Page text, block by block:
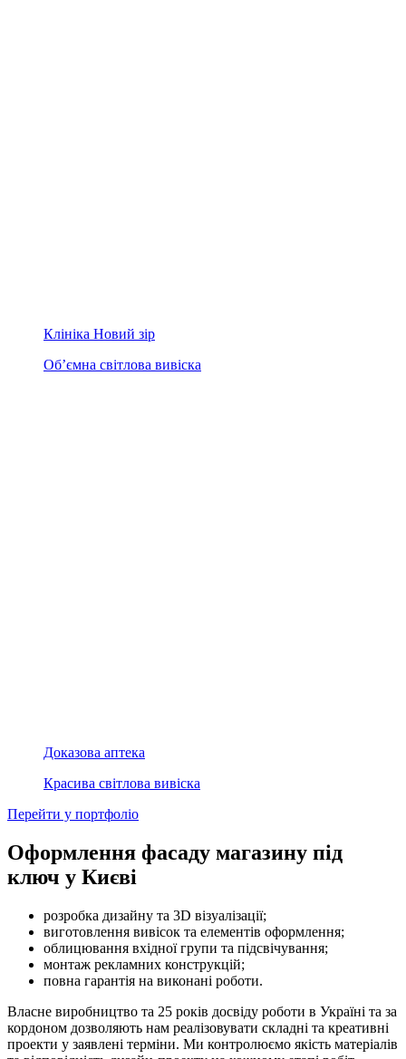
Клініка Новий зір
Об’ємна світлова вивіска
Доказова аптека
Красива світлова вивіска
Перейти у портфоліо
Оформлення фасаду магазину під
ключ у Києві
розробка дизайну та 3D візуалізації;
виготовлення вивісок та елементів оформлення;
облицювання вхідної групи та підсвічування;
монтаж рекламних конструкцій;
повна гарантія на виконані роботи.
Власне виробництво та 25 років досвіду роботи в Україні та за
кордоном дозволяють нам реалізовувати складні та креативні
проекти у заявлені терміни. Ми контролюємо якість матеріалів